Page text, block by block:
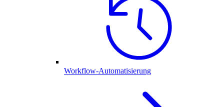
Workflow-Automatisierung